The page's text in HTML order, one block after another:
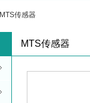
MTS传感器
MTS传感器